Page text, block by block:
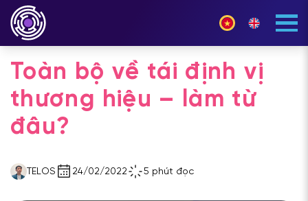
Toàn bộ về tái định vị
thương hiệu – làm từ
đâu?
TELOS 24/02/2022 5 phút đọc